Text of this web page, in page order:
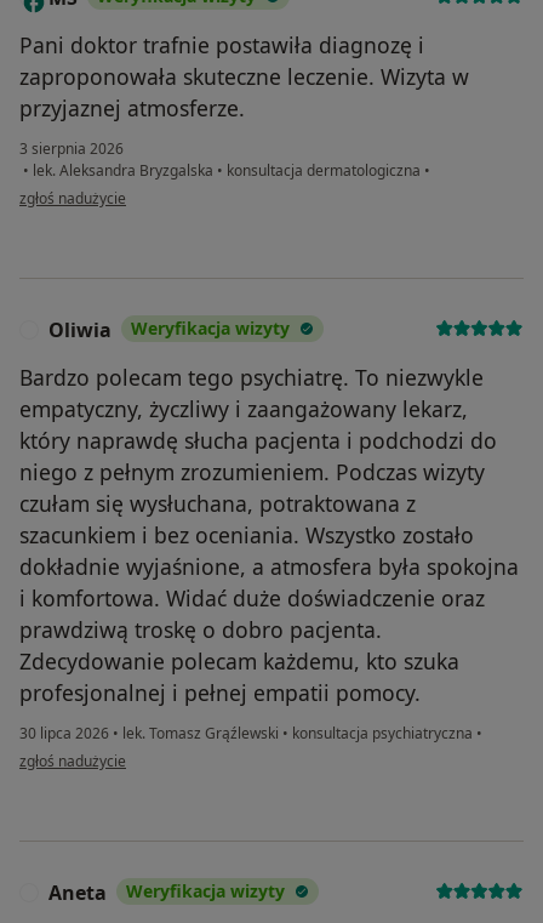
Pani doktor trafnie postawiła diagnozę i
zaproponowała skuteczne leczenie. Wizyta w
przyjaznej atmosferze.
3 sierpnia 2026
• lek. Aleksandra Bryzgalska • konsultacja dermatologiczna •
w opinii użytkownika MŚ
zgłoś nadużycie
Oliwia Weryfikacja wizyty
Bardzo polecam tego psychiatrę. To niezwykle
empatyczny, życzliwy i zaangażowany lekarz,
który naprawdę słucha pacjenta i podchodzi do
niego z pełnym zrozumieniem. Podczas wizyty
czułam się wysłuchana, potraktowana z
szacunkiem i bez oceniania. Wszystko zostało
dokładnie wyjaśnione, a atmosfera była spokojna
i komfortowa. Widać duże doświadczenie oraz
prawdziwą troskę o dobro pacjenta.
Zdecydowanie polecam każdemu, kto szuka
profesjonalnej i pełnej empatii pomocy.
30 lipca 2026 • lek. Tomasz Grąźlewski • konsultacja psychiatryczna •
w opinii użytkownika Oliwia
zgłoś nadużycie
Aneta Weryfikacja wizyty